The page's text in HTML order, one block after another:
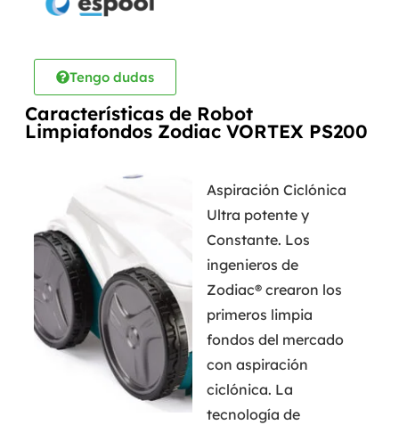
Tengo dudas
Características de Robot
Limpiafondos Zodiac VORTEX PS200
Aspiración Ciclónica
Ultra potente y
Constante. Los
ingenieros de
Zodiac® crearon los
primeros limpia
fondos del mercado
con aspiración
ciclónica. La
tecnología de